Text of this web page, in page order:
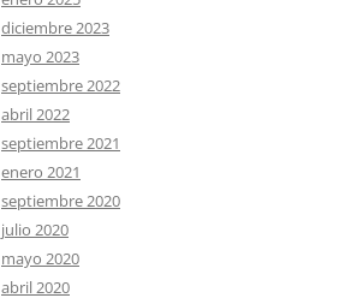
diciembre 2023
mayo 2023
septiembre 2022
abril 2022
septiembre 2021
enero 2021
septiembre 2020
julio 2020
mayo 2020
abril 2020